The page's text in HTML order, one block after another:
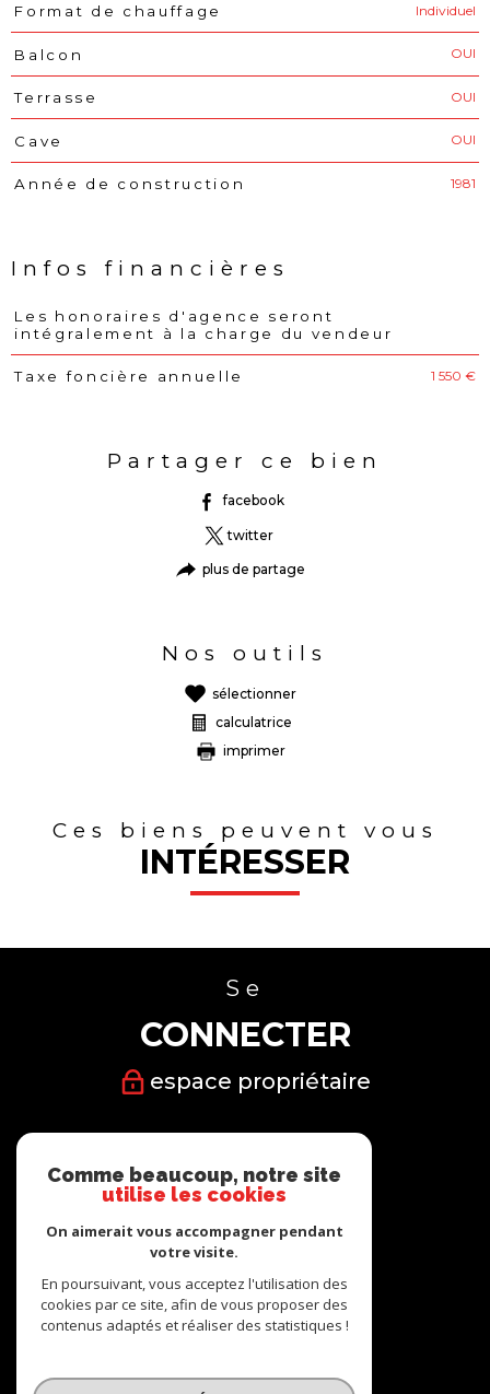
Format de chauffage Individuel
Balcon OUI
Terrasse OUI
Cave OUI
Année de construction 1981
Infos financières
Caractéristiques Valeurs
Les honoraires d'agence seront
intégralement à la charge du vendeur
Taxe foncière annuelle 1 550 €
Partager ce bien
facebook
twitter
plus de partage
Nos outils
sélectionner
calculatrice
imprimer
Ces biens peuvent vous
INTÉRESSER
Se
CONNECTER
espace propriétaire
SUIVRE
Nous
Comme beaucoup, notre site
utilise les cookies
On aimerait vous accompagner pendant
votre visite.
En poursuivant, vous acceptez l'utilisation des
cookies par ce site, afin de vous proposer des
contenus adaptés et réaliser des statistiques !